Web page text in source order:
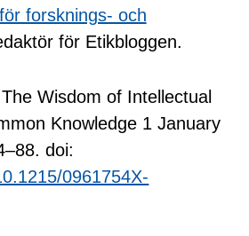
forsknings- och
för Etikbloggen.
Wisdom of Intellectual
Knowledge 1 January
doi:
0961754X-